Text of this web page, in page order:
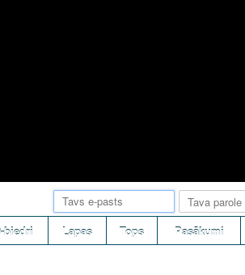
biedri Lapas Tops Pasākumi